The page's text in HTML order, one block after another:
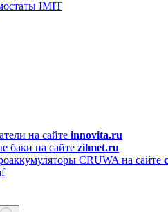
IMIT
на сайте innovita.ru
баки на сайте zilmet.ru
CRUWA на сайте